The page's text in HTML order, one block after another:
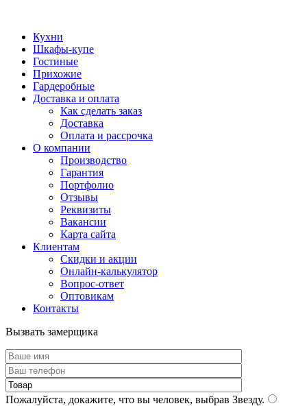
Кухни
Шкафы-купе
Гостиные
Прихожие
Гардеробные
Доставка и оплата
Как сделать заказ
Доставка
Оплата и рассрочка
О компании
Производство
Гарантия
Портфолио
Отзывы
Реквизиты
Вакансии
Карта сайта
Клиентам
Скидки и акции
Онлайн-калькулятор
Вопрос-ответ
Оптовикам
Контакты
Вызвать замерщика
Пожалуйста, докажите, что вы человек, выбрав Звезду.